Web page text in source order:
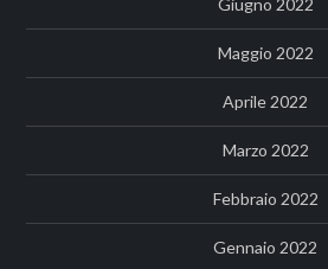
Giugno 2022
Maggio 2022
Aprile 2022
Marzo 2022
Febbraio 2022
Gennaio 2022